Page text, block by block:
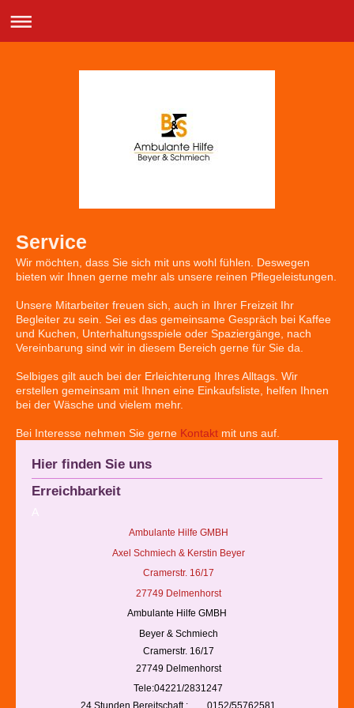
Service
Wir möchten, dass Sie sich mit uns wohl fühlen. Deswegen
bieten wir Ihnen gerne mehr als unsere reinen Pflegeleistungen.
Unsere Mitarbeiter freuen sich, auch in Ihrer Freizeit Ihr
Begleiter zu sein. Sei es das gemeinsame Gespräch bei Kaffee
und Kuchen, Unterhaltungsspiele oder Spaziergänge, nach
Vereinbarung sind wir in diesem Bereich gerne für Sie da.
Selbiges gilt auch bei der Erleichterung Ihres Alltags. Wir
erstellen gemeinsam mit Ihnen eine Einkaufsliste, helfen Ihnen
bei der Wäsche und vielem mehr.
Bei Interesse nehmen Sie gerne Kontakt mit uns auf.
Hier finden Sie uns
Erreichbarkeit
A
Ambulante Hilfe GMBH
Axel Schmiech & Kerstin Beyer
Cramerstr. 16/17
27749 Delmenhorst
Ambulante Hilfe GMBH
Beyer & Schmiech
Cramerstr. 16/17
27749 Delmenhorst
Tele:04221/2831247
24 Stunden Bereitschaft : 0152/55762581